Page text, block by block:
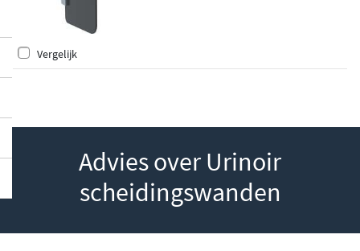
Vergelijk
Advies over Urinoir
scheidingswanden